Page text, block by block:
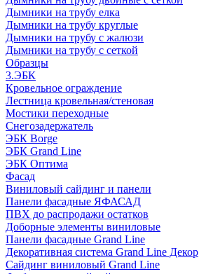
Дымники на трубу елка
Дымники на трубу круглые
Дымники на трубу с жалюзи
Дымники на трубу с сеткой
Образцы
3.ЭБК
Кровельное ограждение
Лестница кровельная/стеновая
Мостики переходные
Снегозадержатель
ЭБК Borge
ЭБК Grand Line
ЭБК Оптима
Фасад
Виниловый сайдинг и панели
Панели фасадные ЯФАСАД
ПВХ до распродажи остатков
Доборные элементы виниловые
Панели фасадные Grand Line
Декоративная система Grand Line Декор
Сайдинг виниловый Grand Line